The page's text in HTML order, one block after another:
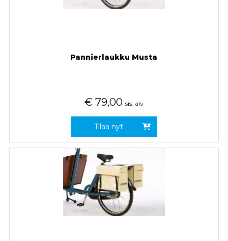
Pannierlaukku Musta
€ 79,00 sis. alv
Tilaa nyt